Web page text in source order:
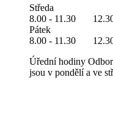
Středa
8.00 - 11.30
Pátek
8.00 - 11.30
Úřední hodiny
jsou v pondělí a ve